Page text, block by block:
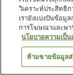
ที่จอดรถ
ตู้จำหน่ายอัตโนมัติ
หน้าแรก ญี่ปุ่น
วิเคราะห์ประสิทธิ
เรายังแบ่งปันข้อมู
การโฆษณาและพา
นโยบายความเป็น
ห้ามขายข้อมูล